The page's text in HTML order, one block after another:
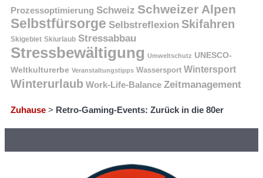
Prozessoptimierung Schweiz Schweizer Alpen
Selbstfürsorge Selbstreflexion Skifahren
Skigebiet Skiurlaub Stressabbau
Stressbewältigung Umweltschutz UNESCO-
Weltkulturerbe Veranstaltungstipps Wassersport Wintersport
Winterurlaub Work-Life-Balance Zeitmanagement
Zuhause > Retro-Gaming-Events: Zurück in die 80er